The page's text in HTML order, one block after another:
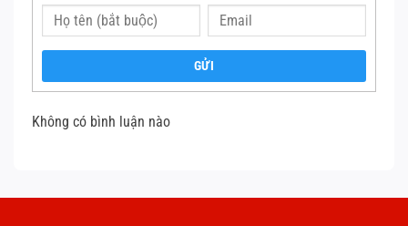
GỬI
Không có bình luận nào